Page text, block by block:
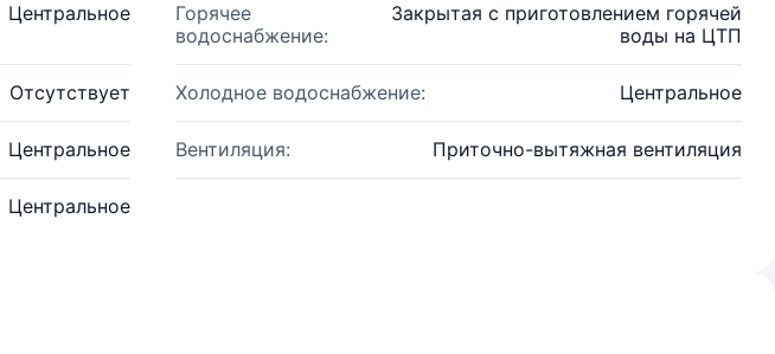
Центральное
Горячее
водоснабжение:
Закрытая с приготовлением горячей
воды на ЦТП
Отсутствует Холодное водоснабжение: Центральное
Центральное Вентиляция: Приточно-вытяжная вентиляция
Центральное